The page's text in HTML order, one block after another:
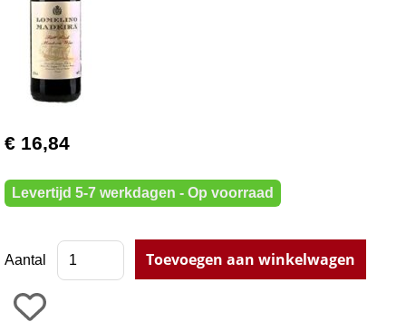
€ 16,84
Levertijd 5-7 werkdagen - Op voorraad
Aantal